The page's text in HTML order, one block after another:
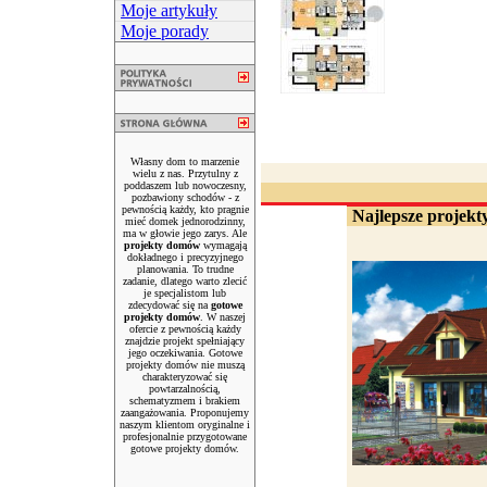
Moje artykuły
Moje porady
Własny dom to marzenie
wielu z nas. Przytulny z
poddaszem lub nowoczesny,
pozbawiony schodów - z
pewnością każdy, kto pragnie
mieć domek jednorodzinny,
ma w głowie jego zarys. Ale
projekty domówwymagają
dokładnego i precyzyjnego
planowania. To trudne
zadanie, dlatego warto zlecić
je specjalistom lub
zdecydować się na gotowe
projekty domów . W naszej
ofercie z pewnością każdy
znajdzie projekt spełniający
jego oczekiwania. Gotowe
projekty domów nie muszą
charakteryzować się
powtarzalnością,
schematyzmem i brakiem
zaangażowania. Proponujemy
naszym klientom oryginalne i
profesjonalnie przygotowane
gotowe projekty domów.
Najlepsze